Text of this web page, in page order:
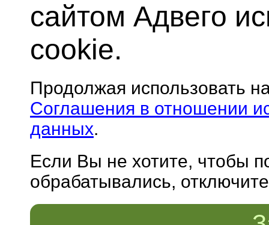
сайтом Адвего
cookie.
Продолжая использовать
Соглашения в отношении
данных.
Если Вы не хотите, чтобы
обрабатывались,